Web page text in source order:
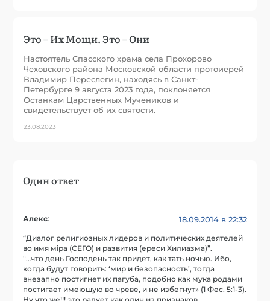
Это – Их Мощи. Это – Они
Настоятель Спасского храма села Прохорово
Чеховского района Московской области протоиерей
Владимир Переслегин, находясь в Санкт-
Петербурге 9 августа 2023 года, поклоняется
Останкам Царственных Мучеников и
свидетельствует об их святости.
23.08.2023
Один ответ
Алекс: 18.09.2014 в 22:32
“Диалог религиозных лидеров и политических деятелей
во имя мiра (СЕГО) и развития (ереси Хилиазма)”.
“…что день Господень так придет, как тать ночью. Ибо,
когда будут говорить: ‘мир и безопасность’, тогда
внезапно постигнет их пагуба, подобно как мука родами
постигает имеющую во чреве, и не избегнут» (1 Фес. 5:1-3).